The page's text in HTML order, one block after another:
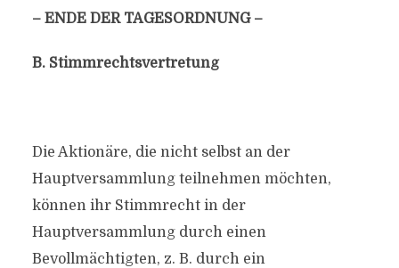
– ENDE DER TAGESORDNUNG –
B. Stimmrechtsvertretung
Die Aktionäre, die nicht selbst an der
Hauptversammlung teilnehmen möchten,
können ihr Stimmrecht in der
Hauptversammlung durch einen
Bevollmächtigten, z. B. durch ein